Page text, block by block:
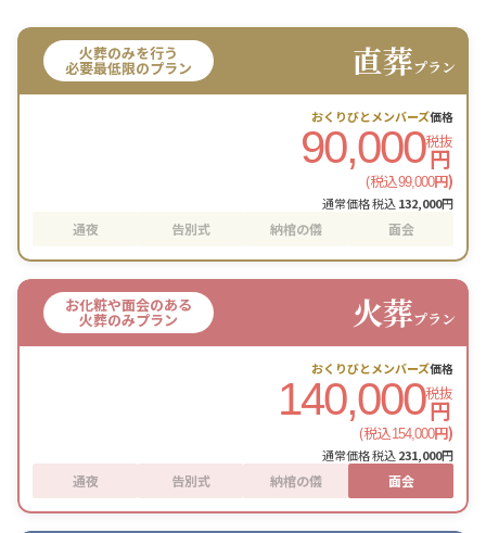
火葬のみを行う
必要最低限のプラン 直葬プラン
おくりびとメンバーズ価格
90,000税抜
円
(税込99,000円)
通常価格 税込132,000円
通夜 告別式 納棺の儀 面会
お化粧や面会のある
火葬のみプラン 火葬プラン
おくりびとメンバーズ価格
140,000税抜
円
(税込154,000円)
通常価格 税込231,000円
通夜 告別式 納棺の儀 面会